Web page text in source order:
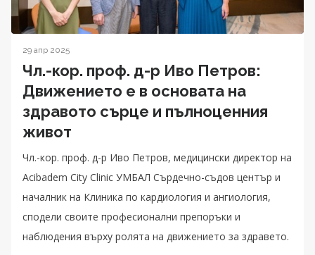
29 апр 2025
Чл.-кор. проф. д-р Иво Петров:
Движението е в основата на
здравото сърце и пълноценния
живот
Чл.-кор. проф. д-р Иво Петров, медицински директор на
Acibadem City Clinic УМБАЛ Сърдечно-съдов център и
началник на Клиника по кардиология и ангиология,
сподели своите професионални препоръки и
наблюдения върху ролята на движението за здравето.